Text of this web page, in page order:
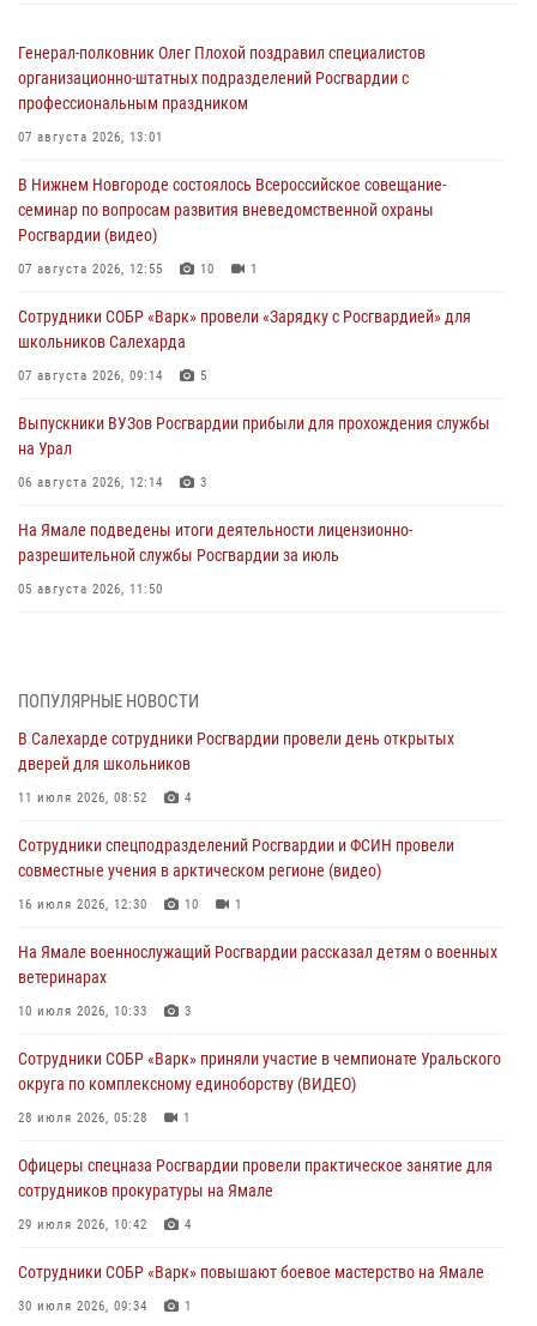
Генерал-полковник Олег Плохой поздравил специалистов
организационно-штатных подразделений Росгвардии с
профессиональным праздником
07 августа 2026, 13:01
В Нижнем Новгороде состоялось Всероссийское совещание-
семинар по вопросам развития вневедомственной охраны
Росгвардии (видео)
07 августа 2026, 12:55 10 1
Сотрудники СОБР «Варк» провели «Зарядку с Росгвардией» для
школьников Салехарда
07 августа 2026, 09:14 5
Выпускники ВУЗов Росгвардии прибыли для прохождения службы
на Урал
06 августа 2026, 12:14 3
На Ямале подведены итоги деятельности лицензионно-
разрешительной службы Росгвардии за июль
05 августа 2026, 11:50
03 августа 2026, 07:21 2
Генерал-полковник Юрий Аверин выступил на Всероссийском
молодёжном образовательном форуме «Территория смыслов»
03 августа 2026, 06:54
Директор Росгвардии Герой России генерал армии Виктор Золотов
поздравил специалистов подразделений тыла с профессиональным
праздником
Сотрудники СОБР «Варк» повышают боевое мастерство на Ямале
30 июля 2026, 09:34 1
Офицеры спецназа Росгвардии провели практическое занятие для
сотрудников прокуратуры на Ямале
29 июля 2026, 10:42 4
ПОПУЛЯРНЫЕ НОВОСТИ
В Салехарде сотрудники Росгвардии провели день открытых
дверей для школьников
11 июля 2026, 08:52 4
Сотрудники спецподразделений Росгвардии и ФСИН провели
совместные учения в арктическом регионе (видео)
16 июля 2026, 12:30 10 1
На Ямале военнослужащий Росгвардии рассказал детям о военных
ветеринарах
10 июля 2026, 10:33 3
Сотрудники СОБР «Варк» приняли участие в чемпионате Уральского
округа по комплексному единоборству (ВИДЕО)
28 июля 2026, 05:28 1
Офицеры спецназа Росгвардии провели практическое занятие для
сотрудников прокуратуры на Ямале
29 июля 2026, 10:42 4
Сотрудники СОБР «Варк» повышают боевое мастерство на Ямале
30 июля 2026, 09:34 1